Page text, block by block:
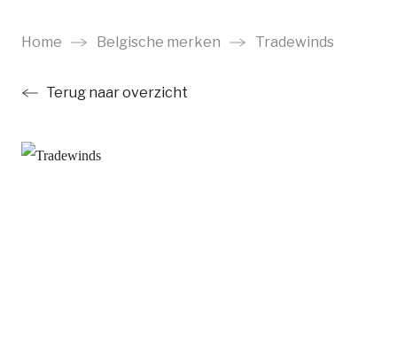
naar
contentTerug naar overzicht
Home Belgische merken Tradewinds